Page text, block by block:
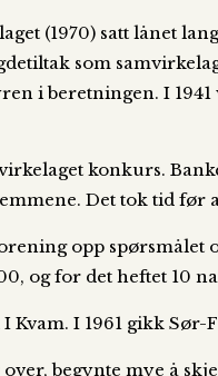
(1970) satt lånet
som
i beretningen. I
konkurs.
Det tok tid før
opp spørsmålet
og for det heftet 10
Kvam. I 1961 gikk
begynte mye å